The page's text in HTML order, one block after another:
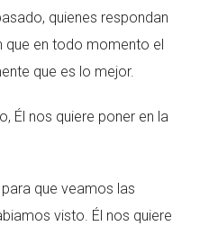
quienes respondan
en todo momento el
que es lo mejor.
Él nos quiere poner en la
que veamos las
visto. Él nos quiere